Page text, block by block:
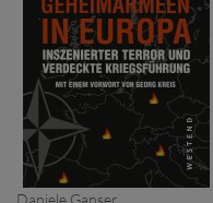
Daniele Ganser